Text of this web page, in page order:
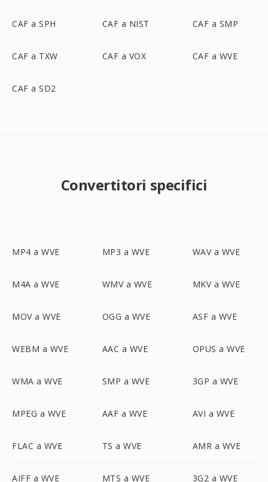
CAF a SPH CAF a NIST CAF a SMP
CAF a TXW CAF a VOX CAF a WVE
CAF a SD2
Convertitori specifici
MP4 a WVE MP3 a WVE WAV a WVE
M4A a WVE WMV a WVE MKV a WVE
MOV a WVE OGG a WVE ASF a WVE
WEBM a WVE AAC a WVE OPUS a WVE
WMA a WVE SMP a WVE 3GP a WVE
MPEG a WVE AAF a WVE AVI a WVE
FLAC a WVE TS a WVE AMR a WVE
AIFF a WVE MTS a WVE 3G2 a WVE